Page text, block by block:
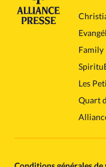
Family
Les
Quart